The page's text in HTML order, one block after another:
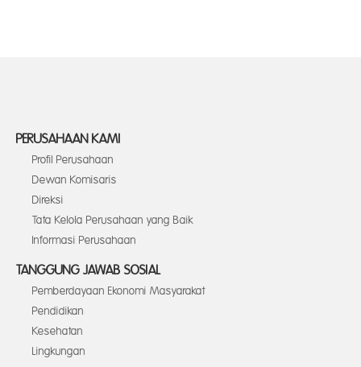
PERUSAHAAN KAMI
Profil Perusahaan
Dewan Komisaris
Direksi
Tata Kelola Perusahaan yang Baik
Informasi Perusahaan
TANGGUNG JAWAB SOSIAL
Pemberdayaan Ekonomi Masyarakat
Pendidikan
Kesehatan
Lingkungan